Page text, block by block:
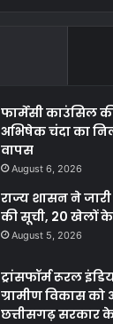
फार्मेसी काउंसिल
अभिषेक चंदा का
वापस
August 6, 2026
राज्य शासन ने
की सूची, 20 खेलों के
August 5, 2026
ट्रांसफॉर्म रूरल
ग्रामीण विकास
छत्तीसगढ़ सरकार